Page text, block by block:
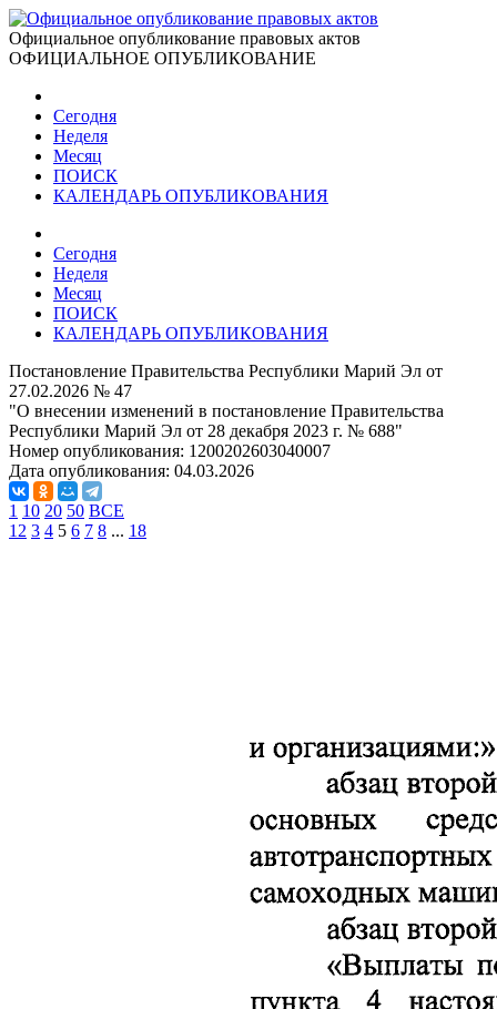
Официальное опубликование правовых актов
ОФИЦИАЛЬНОЕ ОПУБЛИКОВАНИЕ
Сегодня
Неделя
Месяц
ПОИСК
КАЛЕНДАРЬ ОПУБЛИКОВАНИЯ
Сегодня
Неделя
Месяц
ПОИСК
КАЛЕНДАРЬ ОПУБЛИКОВАНИЯ
Постановление Правительства Республики Марий Эл от
27.02.2026 № 47
"О внесении изменений в постановление Правительства
Республики Марий Эл от 28 декабря 2023 г. № 688"
Номер опубликования: 1200202603040007
Дата опубликования: 04.03.2026
1 10 20 50 ВСЕ
1 2 3 4 5 6 7 8 ... 18